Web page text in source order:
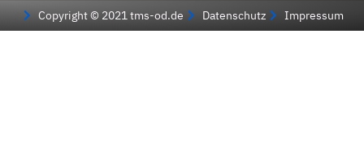
Copyright © 2021 tms-od.de Datenschutz Impressum